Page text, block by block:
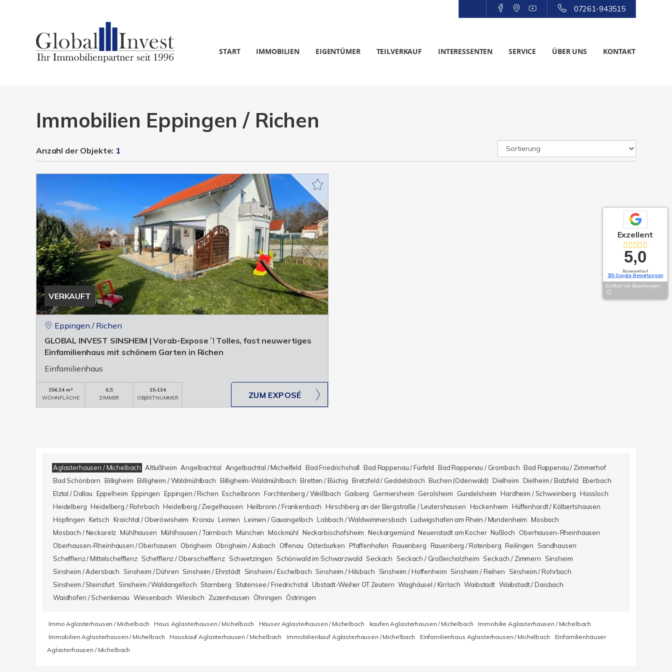
07261-943515
START IMMOBILIEN EIGENTÜMER TEILVERKAUF INTERESSENTEN SERVICE ÜBER UNS KONTAKT
Immobilien Eppingen / Richen
Anzahl der Objekte: 1
VERKAUFT
Eppingen / Richen
GLOBAL INVEST SINSHEIM | Vorab-Expose´! Tolles, fast neuwertiges
Einfamilienhaus mit schönem Garten in Richen
Einfamilienhaus
154,34 m²
WOHNFLÄCHE
6,5
ZIMMER
15-134
OBJEKTNUMMER
ZUM EXPOSÉ
Aglasterhausen / Michelbach Altlußheim Angelbachtal Angelbachtal / Michelfeld Bad Friedrichshall Bad Rappenau / Fürfeld Bad Rappenau / Grombach Bad Rappenau / Zimmerhof
Bad Schönborn Billigheim Billigheim / Waldmühlbach Billigheim-Waldmühlbach Bretten / Büchig Bretzfeld / Geddelsbach Buchen (Odenwald) Dielheim Dielheim / Balzfeld Eberbach
Elztal / Dallau Eppelheim Eppingen Eppingen / Richen Eschelbronn Forchtenberg / Weißbach Gaiberg Germersheim Gerolsheim Gundelsheim Hardheim / Schweinberg Hassloch
Heidelberg Heidelberg / Rohrbach Heidelberg / Ziegelhausen Heilbronn / Frankenbach Hirschberg an der Bergstraße / Leutershausen Hockenheim Hüffenhardt / Kälbertshausen
Höpfingen Ketsch Kraichtal / Oberöwisheim Kronau Leimen Leimen / Gauangelloch Lobbach / Waldwimmersbach Ludwigshafen am Rhein / Mundenheim Mosbach
Mosbach / Neckarelz Mühlhausen Mühlhausen / Tairnbach München Möckmühl Neckarbischofsheim Neckargemünd Neuenstadt am Kocher Nußloch
Oberhausen-Rheinhausen
Oberhausen-Rheinhausen / Oberhausen
Obrigheim Obrigheim / Asbach Offenau Osterburken Pfaffenhofen Rauenberg Rauenberg / Rotenberg Reilingen
Sandhausen
Schefflenz / Mittelschefflenz Schefflenz / Oberschefflenz Schwetzingen Schönwald im Schwarzwald Seckach Seckach / Großeicholzheim Seckach / Zimmern
Sinsheim
Sinsheim / Adersbach
Sinsheim / Dühren Sinsheim / Ehrstädt Sinsheim / Eschelbach Sinsheim / Hilsbach Sinsheim / Hoffenheim Sinsheim / Reihen
Sinsheim / Rohrbach
Sinsheim / Steinsfurt Sinsheim / Waldangelloch Starnberg Stutensee / Friedrichstal Ubstadt-Weiher OT Zeutern Waghäusel / Kirrlach Waibstadt Waibstadt / Daisbach
Waidhofen / Schenkenau Wiesenbach Wiesloch Zuzenhausen Öhringen Östringen
Immo Aglasterhausen / Michelbach Haus Aglasterhausen / Michelbach Häuser Aglasterhausen / Michelbach kaufen Aglasterhausen / Michelbach
Immobilie Aglasterhausen / Michelbach
Immobilien Aglasterhausen / Michelbach
Hauskauf Aglasterhausen / Michelbach Immobilienkauf Aglasterhausen / Michelbach Einfamilienhaus Aglasterhausen / Michelbach
Einfamilienhäuser
Aglasterhausen / Michelbach
Exzellent
5,0
Basierend auf
155 Google-Bewertungen
Echtheit von Bewertungen